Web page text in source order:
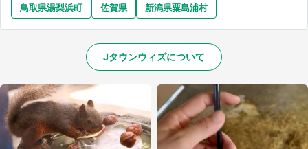
鳥取県湯梨浜町
佐賀県 新潟県粟島浦村
Jタウンウィズについて